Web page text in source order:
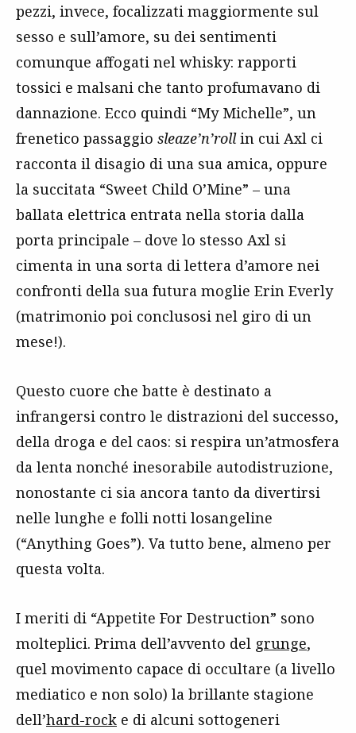
pezzi, invece, focalizzati maggiormente sul
sesso e sull’amore, su dei sentimenti
comunque affogati nel whisky: rapporti
tossici e malsani che tanto profumavano di
dannazione. Ecco quindi “My Michelle”, un
frenetico passaggio sleaze’n’rollin cui Axl ci
racconta il disagio di una sua amica, oppure
la succitata “Sweet Child O’Mine” – una
ballata elettrica entrata nella storia dalla
porta principale – dove lo stesso Axl si
cimenta in una sorta di lettera d’amore nei
confronti della sua futura moglie Erin Everly
(matrimonio poi conclusosi nel giro di un
mese!).
Questo cuore che batte è destinato a
infrangersi contro le distrazioni del successo,
della droga e del caos: si respira un’atmosfera
da lenta nonché inesorabile autodistruzione,
nonostante ci sia ancora tanto da divertirsi
nelle lunghe e folli notti losangeline
(“Anything Goes”). Va tutto bene, almeno per
questa volta.
I meriti di “Appetite For Destruction” sono
molteplici. Prima dell’avvento del grunge,
quel movimento capace di occultare (a livello
mediatico e non solo) la brillante stagione
dell’hard-rock e di alcuni sottogeneri